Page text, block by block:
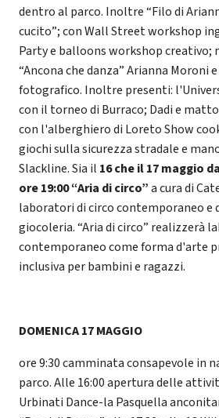
dentro al parco. Inoltre “Filo di
cucito”; con Wall Street workshop
Party e balloons workshop
“Ancona che danza” Arianna Moroni
fotografico. Inoltre presenti:
con il torneo di Burraco; Dadi e
con l'alberghiero di Loreto Show
giochi sulla sicurezza stradale e
Slackline. Sia il 16 che il 17 maggio
ore 19:00 “Aria di circo”a cura di
laboratori di circo contemporaneo e
giocoleria. “Aria di circo” realizzerà
contemporaneo come forma d'arte
inclusiva per bambini e ragazzi.
DOMENICA 17 MAGGIO
ore 9:30 camminata consapevole in
parco. Alle 16:00 apertura delle
Urbinati Dance-la Pasquella